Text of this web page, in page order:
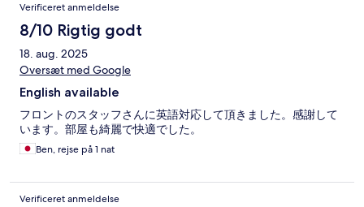
Verificeret anmeldelse
8/10 Rigtig godt
18. aug. 2025
Oversæt med Google
English available
フロントのスタッフさんに英語対応して頂きました。感謝して
います。部屋も綺麗で快適でした。
Ben, rejse på 1 nat
Verificeret anmeldelse